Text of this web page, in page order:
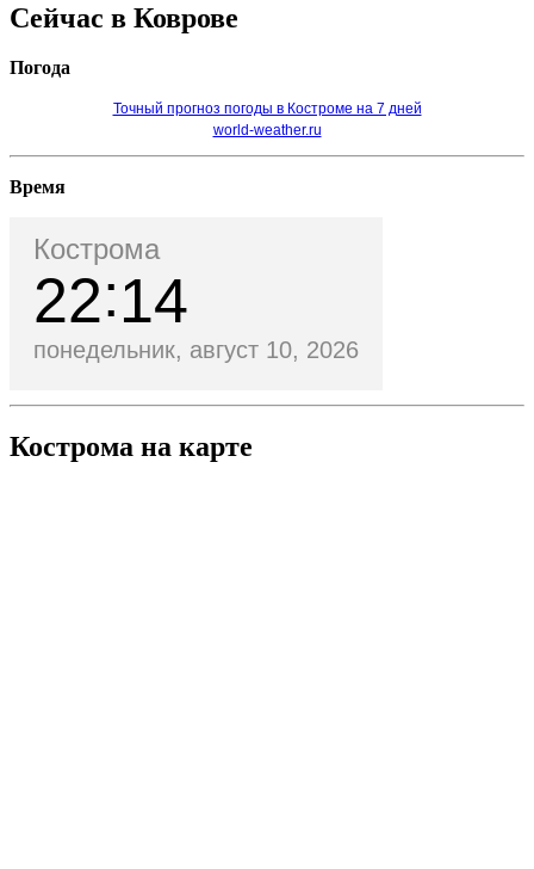
Сейчас в Коврове
Погода
Точный прогноз погоды в Костроме на 7 дней
world-weather.ru
Время
Кострома
22 14
понедельник, август 10, 2026
Кострома на карте